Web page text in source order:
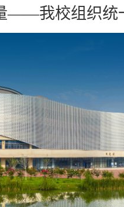
——我校组织统